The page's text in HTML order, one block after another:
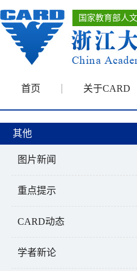
国家教育部人
首页 关于CARD
其他
图片新闻
重点提示
CARD动态
学者新论